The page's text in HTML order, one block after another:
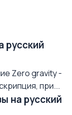
русский
Zero gravity -
при...
на русский